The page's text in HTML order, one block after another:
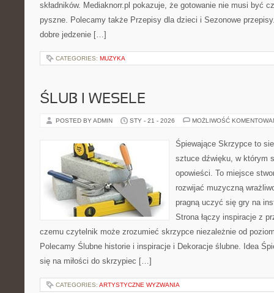
składników. Mediaknorr.pl pokazuje, że gotowanie nie musi być
pyszne. Polecamy także Przepisy dla dzieci i Sezonowe
dobre jedzenie […]
CATEGORIES: MUZYKA
ŚLUB I WESELE
POSTED BY ADMIN STY - 21 - 2026 MOŻLIWOŚĆ
Śpiewające Skrzypce to
sztuce dźwięku, w którym
opowieści. To miejsce
rozwijać muzyczną
pragną uczyć się gry na
Strona łączy inspiracje z
czemu czytelnik może zrozumieć skrzypce niezależnie od
Polecamy Ślubne historie i inspiracje i Dekoracje ślubne. Idea
się na miłości do skrzypiec […]
CATEGORIES: ARTYSTYCZNE WYZWANIA